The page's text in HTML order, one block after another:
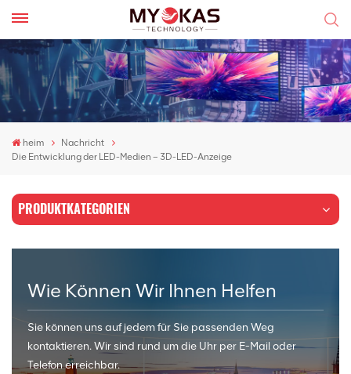
heim
Nachricht
Die Entwicklung der LED-Medien – 3D-LED-Anzeige
PRODUKTKATEGORIEN
Wie Können Wir Ihnen Helfen
Sie können uns auf jedem für Sie passenden Weg
kontaktieren. Wir sind rund um die Uhr per E-Mail oder
Telefon erreichbar.